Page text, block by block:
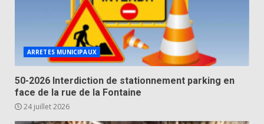
ARRETES MUNICIPAUX
50-2026 Interdiction de stationnement parking en
face de la rue de la Fontaine
24 juillet 2026